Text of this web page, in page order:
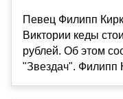
Певец Филипп
Виктории кеды
рублей. Об этом
"Звездач". Филипп